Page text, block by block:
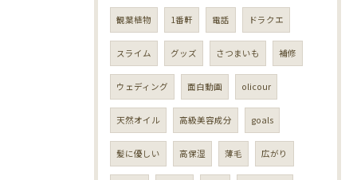
観葉植物 1番軒 電話 ドラクエ
スライム グッズ さつまいも 補修
ウェディング 面白動画 olicour
天然オイル 高級美容成分 goals
髪に優しい 高保湿 薄毛 広がり